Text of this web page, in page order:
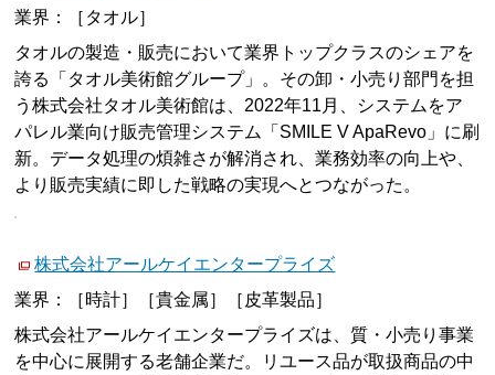
業界：［タオル］
タオルの製造・販売において業界トップクラスのシェアを
誇る「タオル美術館グループ」。その卸・小売り部門を担
う株式会社タオル美術館は、2022年11月、システムをア
パレル業向け販売管理システム「SMILE V ApaRevo」に刷
新。データ処理の煩雑さが解消され、業務効率の向上や、
より販売実績に即した戦略の実現へとつながった。
株式会社アールケイエンタープライズ
業界：［時計］［貴金属］［皮革製品］
株式会社アールケイエンタープライズは、質・小売り事業
を中心に展開する老舗企業だ。リユース品が取扱商品の中